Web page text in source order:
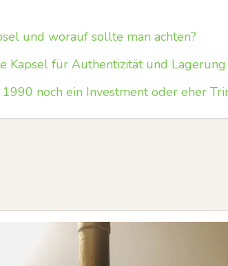
und worauf sollte man achten?
Kapsel für Authentizität und
noch ein Investment oder eher